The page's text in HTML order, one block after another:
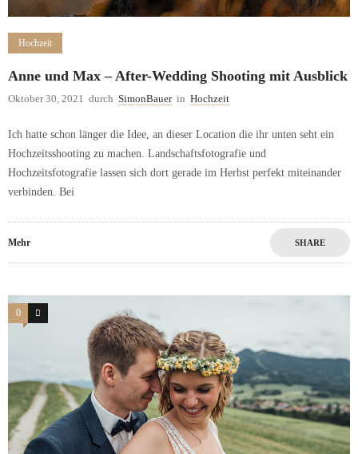
Hochzeit
Anne und Max – After-Wedding Shooting mit Ausblick
Oktober 30, 2021 durch SimonBauer in Hochzeit
Ich hatte schon länger die Idee, an dieser Location die ihr unten seht ein
Hochzeitsshooting zu machen. Landschaftsfotografie und
Hochzeitsfotografie lassen sich dort gerade im Herbst perfekt miteinander
verbinden. Bei
Mehr SHARE
0 5